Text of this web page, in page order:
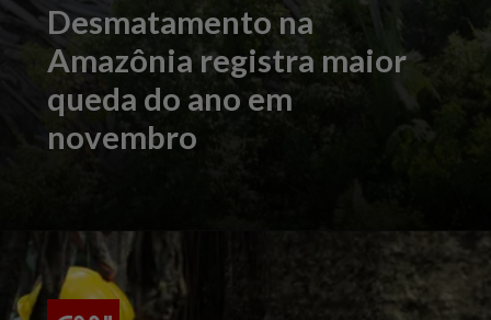
Desmatamento na
Amazônia registra maior
queda do ano em
novembro